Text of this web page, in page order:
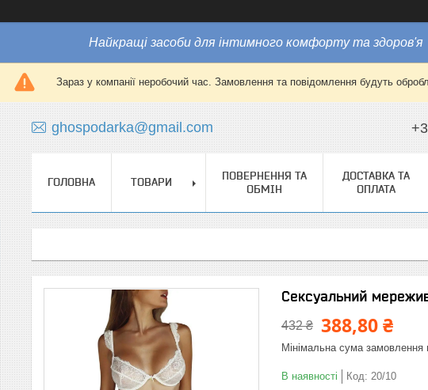
Найкращі засоби для інтимного комфорту та здоров'я
Зараз у компанії неробочий час. Замовлення та повідомлення будуть
ghospodarka@gmail.com
ГОЛОВНА ТОВАРИ
ПОВЕРНЕННЯ ТА
ОБМІН
ДОСТАВКА ТА
ОПЛАТА
Сексуальний
432 ₴ 388,80 ₴
Мінімальна сума
В наявності Код: 20/10